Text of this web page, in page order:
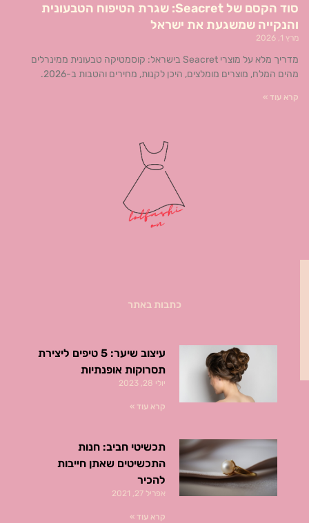
סוד הקסם של Seacret: שגרת הטיפוח הטבעונית
והנקייה שמשגעת את ישראל
מרץ 1, 2026
מדריך מלא על מוצרי Seacret בישראל: קוסמטיקה טבעונית ממינרלים
מהים המלח, מוצרים מומלצים, היכן לקנות, מחירים והטבות ב-2026.
קרא עוד »
כתבות באתר
עיצוב שיער: 5 טיפים ליצירת
תסרוקות אופנתיות
יולי 28, 2023
קרא עוד »
תכשיטי חביב: חנות
התכשיטים שאתן חייבות
להכיר
אפריל 27, 2021
קרא עוד »